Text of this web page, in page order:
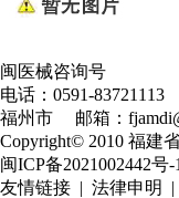
闽医械咨询号
电话：0591-
福州市 邮箱：
Copyright© 2010 福建
闽ICP备2021002442号-1
友情链接 | 法律申明